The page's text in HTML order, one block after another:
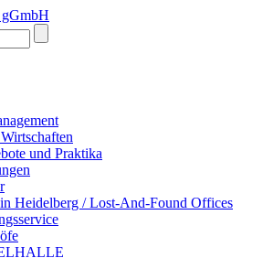
und Praktika
Heidelberg / Lost-And-Found Offices